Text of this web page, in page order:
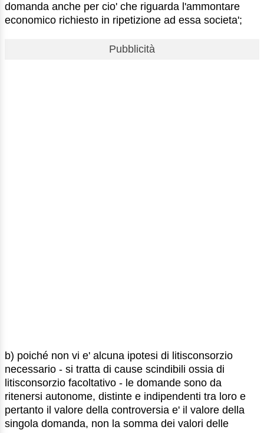
domanda anche per cio' che riguarda l'ammontare
economico richiesto in ripetizione ad essa societa';
Pubblicità
b) poiché non vi e' alcuna ipotesi di litisconsorzio
necessario - si tratta di cause scindibili ossia di
litisconsorzio facoltativo - le domande sono da
ritenersi autonome, distinte e indipendenti tra loro e
pertanto il valore della controversia e' il valore della
singola domanda, non la somma dei valori delle